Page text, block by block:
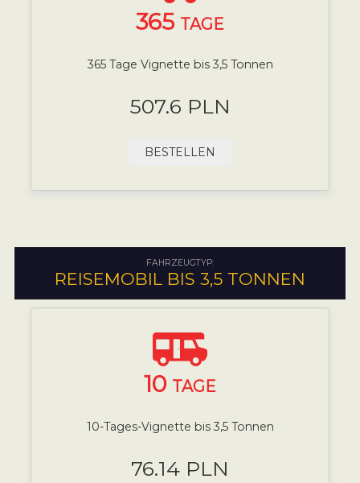
365 TAGE
365 Tage Vignette bis 3,5 Tonnen
507.6 PLN
BESTELLEN
FAHRZEUGTYP:
REISEMOBIL BIS 3,5 TONNEN
10 TAGE
10-Tages-Vignette bis 3,5 Tonnen
76.14 PLN